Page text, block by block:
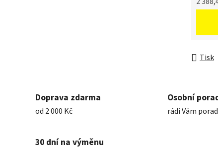
Tisk
Doprava zdarma
od 2 000 Kč
Osobní
rádi Vám
30 dní na výměnu